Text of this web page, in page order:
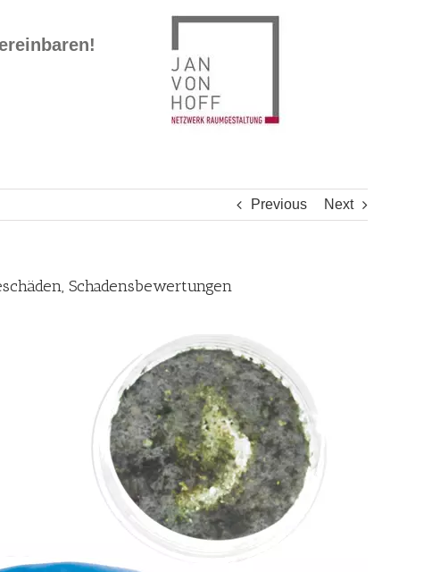
Previous Next
Schadensbewertungen